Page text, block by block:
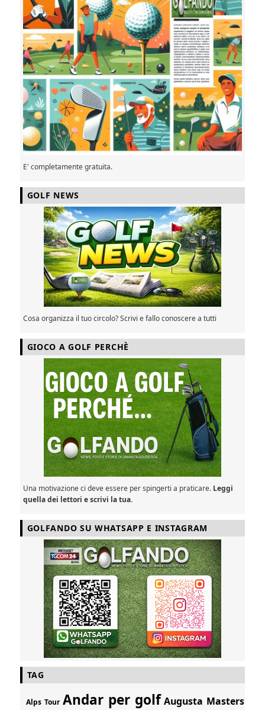
E' completamente gratuita.
GOLF NEWS
Cosa organizza il tuo circolo? Scrivi e fallo conoscere a tutti
GIOCO A GOLF PERCHÈ
Una motivazione ci deve essere per spingerti a praticare. Leggi
quella dei lettori e scrivi la tua.
GOLFANDO SU WHATSAPP E INSTAGRAM
TAG
Alps Tour Andar per golf Augusta Masters